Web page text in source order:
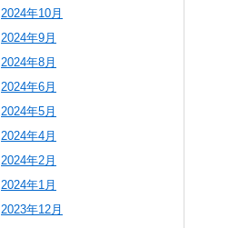
2024年10月
2024年9月
2024年8月
2024年6月
2024年5月
2024年4月
2024年2月
2024年1月
2023年12月